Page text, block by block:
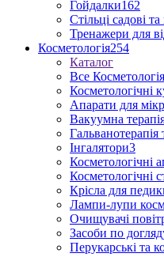
Гойдалки162
Стільці садові
Тренажери для
Косметологія254
Каталог
Все Косметологія
Косметологічні
Апарати для
Вакуумна
Гальванотерапія
Інгалятори3
Косметологічні
Косметологічні
Крісла для
Лампи-лупи
Очищувачі
Засоби по
Перукарські та